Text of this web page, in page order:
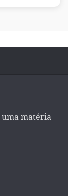
uma matéria